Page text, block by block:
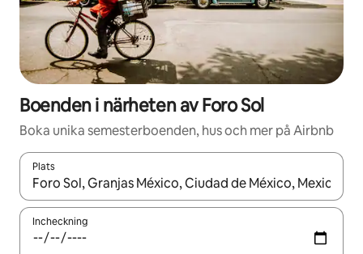
Boenden i närheten av Foro Sol
Boka unika semesterboenden, hus och mer på Airbnb
Plats
När resultaten är tillgängliga kan du navigera med upp- och
Incheckning